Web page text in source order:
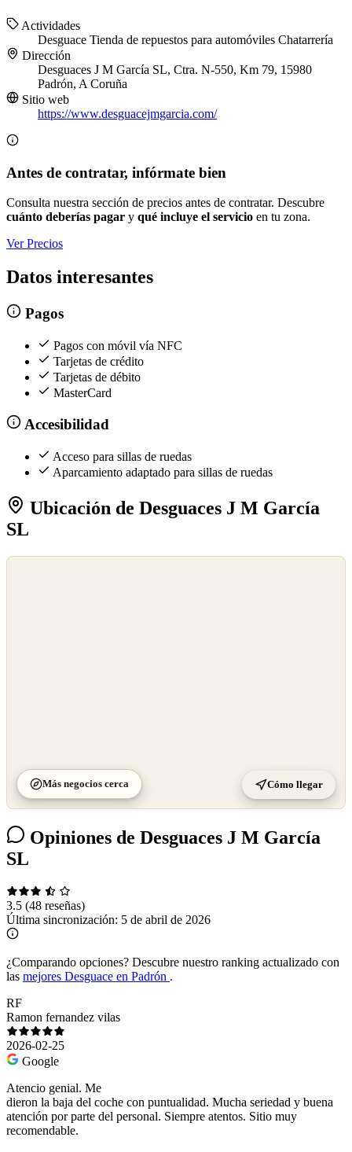
Actividades
Desguace Tienda de repuestos para automóviles Chatarrería
Dirección
Desguaces J M García SL, Ctra. N-550, Km 79, 15980
Padrón, A Coruña
Sitio web
https://www.desguacejmgarcia.com/
Antes de contratar, infórmate bien
Consulta nuestra sección de precios antes de contratar. Descubre
cuánto deberías pagar y qué incluye el servicio en tu zona.
Ver Precios
Datos interesantes
Pagos
Pagos con móvil vía NFC
Tarjetas de crédito
Tarjetas de débito
MasterCard
Accesibilidad
Acceso para sillas de ruedas
Aparcamiento adaptado para sillas de ruedas
Ubicación de Desguaces J M García
SL
Más negocios cerca Cómo llegar
Opiniones de Desguaces J M García
SL
3.5 (48 reseñas)
Última sincronización: 5 de abril de 2026
¿Comparando opciones? Descubre nuestro ranking actualizado con
las mejores Desguace en Padrón .
RF
Ramon fernandez vilas
2026-02-25
Google
Atencio genial. Me
dieron la baja del coche con puntualidad. Mucha seriedad y buena
atención por parte del personal. Siempre atentos. Sitio muy
recomendable.